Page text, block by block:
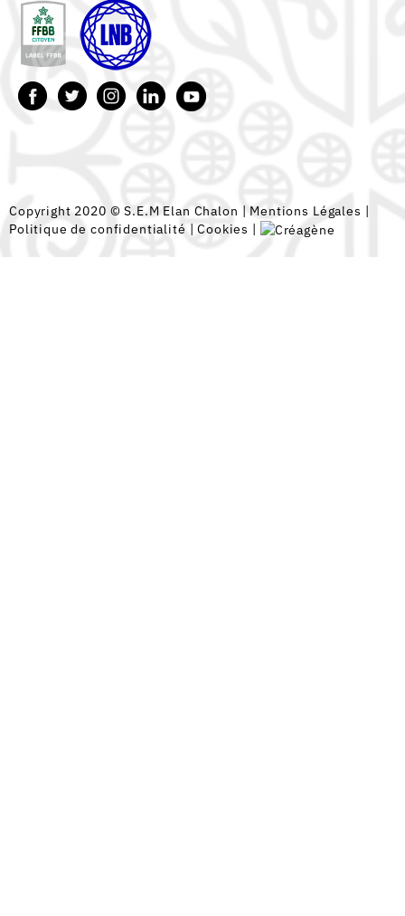
Copyright 2020 © S.E.M Elan Chalon | Mentions Légales |
Politique de confidentialité |Cookies |